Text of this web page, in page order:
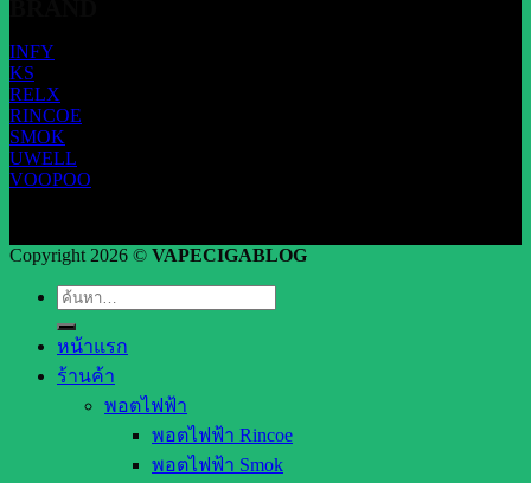
INFY
KS
RELX
RINCOE
SMOK
UWELL
VOOPOO
Copyright 2026 © VAPECIGABLOG
ค้นหา:
หน้าแรก
ร้านค้า
พอตไฟฟ้า
พอตไฟฟ้า Rincoe
พอตไฟฟ้า Smok